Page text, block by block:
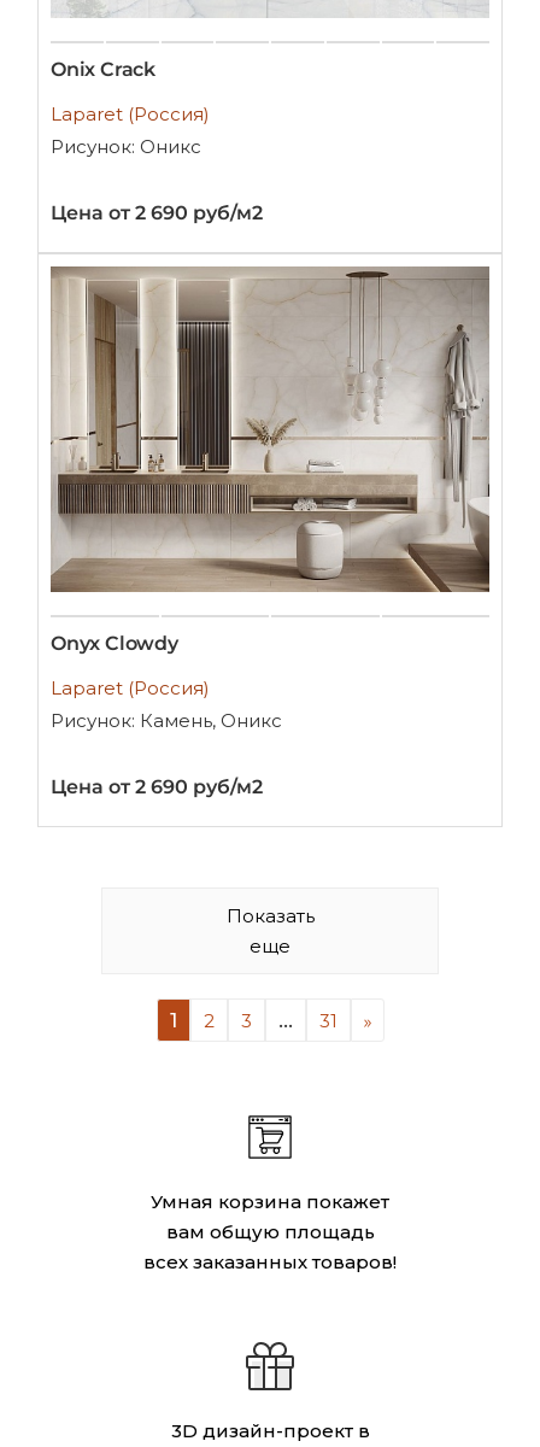
Oniх Crack
Laparet (Россия)
Рисунок: Оникс
Цена от 2 690 руб/м2
Onyx Clowdy
Laparet (Россия)
Рисунок: Камень, Оникс
Цена от 2 690 руб/м2
Показать
еще
1 2 3 ... 31
Умная корзина покажет
вам общую площадь
всех заказанных товаров!
3D дизайн-проект в